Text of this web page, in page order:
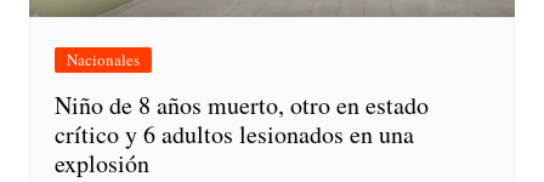
Nacionales
Niño de 8 años muerto, otro en estado
crítico y 6 adultos lesionados en una
explosión